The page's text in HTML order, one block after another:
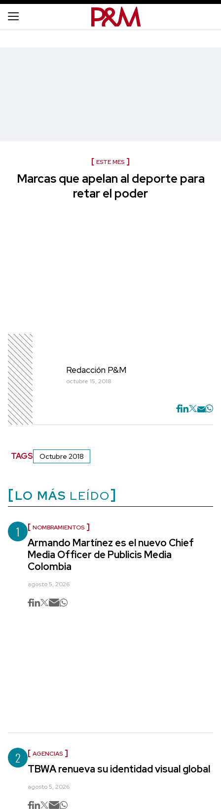
ESTE MES
Marcas que apelan al deporte para
retar el poder
Redacción P&M
octubre 15, 2018
TAGS Octubre 2018
LO MÁS LEÍDO
1 NOMBRAMIENTOS
Armando Martínez es el nuevo Chief
Media Officer de Publicis Media
Colombia
agosto 5, 2026
2 AGENCIAS
TBWA renueva su identidad visual global
agosto 5, 2026